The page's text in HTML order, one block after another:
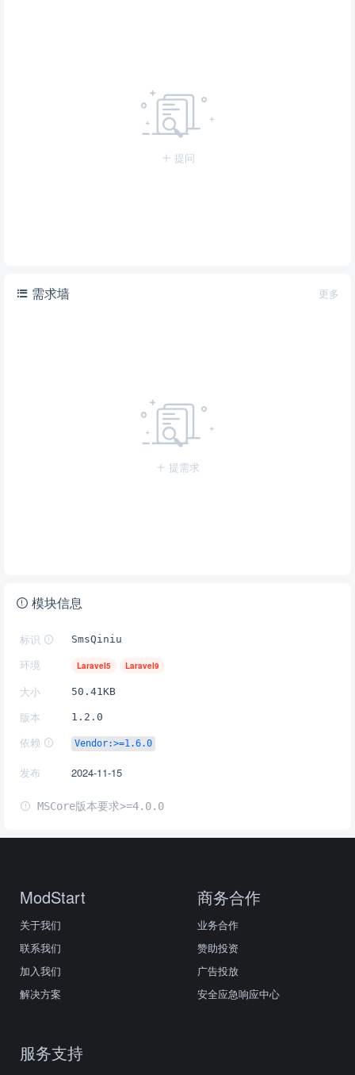
提问
更多
需求墙
提需求
模块信息
标识 SmsQiniu
环境 Laravel5 Laravel9
大小 50.41KB
版本 1.2.0
依赖 Vendor:>=1.6.0
发布 2024-11-15
MSCore版本要求>=4.0.0
ModStart
关于我们
联系我们
加入我们
解决方案
商务合作
业务合作
赞助投资
广告投放
安全应急响应中心
服务支持